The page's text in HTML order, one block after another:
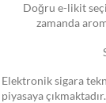
Doğru e-likit
zamanda
Elektronik sigara
piyasaya